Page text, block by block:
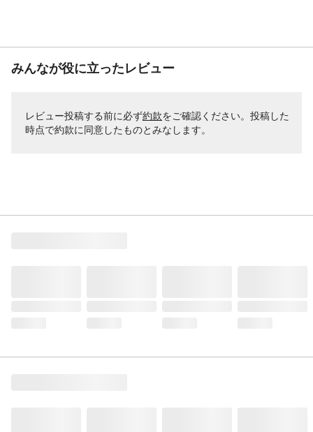
みんなが役に立ったレビュー
レビュー投稿する前に必ず約款をご確認ください。投稿した
時点で約款に同意したものとみなします。